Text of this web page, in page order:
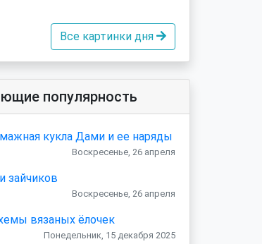
Все картинки дня
популярность
кукла Дами и ее наряды
Воскресенье, 26 апреля
зайчиков
Воскресенье, 26 апреля
вязаных ёлочек
Понедельник, 15 декабря 2025